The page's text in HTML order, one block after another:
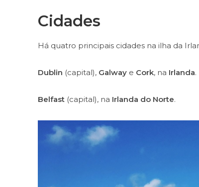
Cidades
Há quatro principais cidades na ilha da
Dublin (capital), Galway e Cork, na Irlanda.
Belfast (capital), na Irlanda do Norte.